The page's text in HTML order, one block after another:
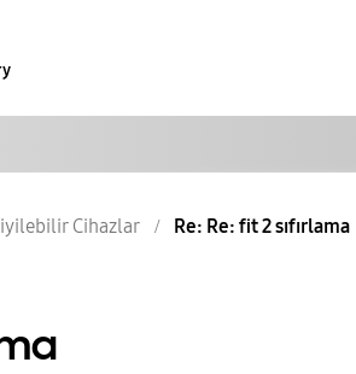
Cihazlar Re: Re: fit 2 sıfırlama